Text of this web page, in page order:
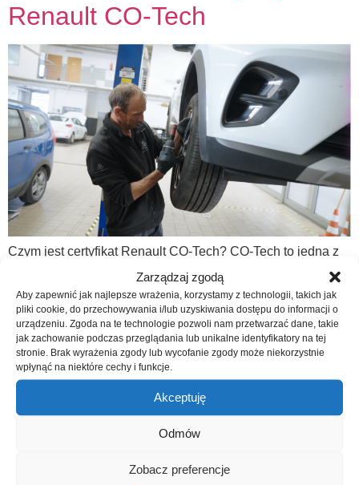
Zarządzaj zgodą
Aby zapewnić jak najlepsze wrażenia, korzystamy z technologii, takich jak
pliki cookie, do przechowywania i/lub uzyskiwania dostępu do informacji o
urządzeniu. Zgoda na te technologie pozwoli nam przetwarzać dane, takie
jak zachowanie podczas przeglądania lub unikalne identyfikatory na tej
stronie. Brak wyrażenia zgody lub wycofanie zgody może niekorzystnie
wpłynąć na niektóre cechy i funkcje.
Akceptuję
Odmów
Zobacz preferencje
Renault CO-Tech
Czym jest certyfikat Renault CO-Tech? CO-Tech to jedna z
najwyższych technicznych certyfikacji oferowanych przez
markę Renault. Nie jest ona dostępna dla wszystkich
mechaników — otrzymują ją wyłącznie specjaliści, którzy
spełniają rygorystyczne wymagania producenta W naszej
firmie pracuje dwóch certyfikowanych specjalistów Renault
CO-Tech — a zdobycie tego certyfikatu to proces, który
wymaga lat doświadczenia, zaawansowanej wiedzy […]
Nowa strona Grupy
Adamowscy – zgłoś szkodę w